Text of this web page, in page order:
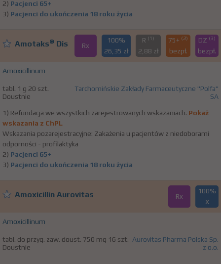
2) Pacjenci 65+
3) Pacjenci do ukończenia 18 roku życia
Amotaks® Dis Rx
100%
26,35 zł
R (1)
2,88 zł
75+ (2)
bezpł.
DZ (3)
bezpł.
Amoxicillinum
tabl. 1 g 20 szt.
Doustnie
Tarchomińskie Zakłady Farmaceutyczne "Polfa"
SA
1) Refundacja we wszystkich zarejestrowanych wskazaniach. Pokaż
wskazania z ChPL
Wskazania pozarejestracyjne: Zakażenia u pacjentów z niedoborami
odporności - profilaktyka
2) Pacjenci 65+
3) Pacjenci do ukończenia 18 roku życia
Amoxicillin Aurovitas Rx
100%
X
Amoxicillinum
tabl. do przyg. zaw. doust. 750 mg 16 szt.
Doustnie
Aurovitas Pharma Polska Sp.
z o.o.